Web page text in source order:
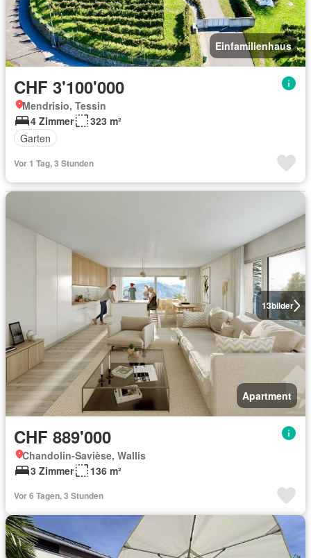
Einfamilienhaus
CHF 3'100'000
Mendrisio, Tessin
4 Zimmer
323 m²
Garten
Vor 1 Tag, 3 Stunden
13bilder
Apartment
CHF 889'000
Chandolin-Savièse, Wallis
3 Zimmer
136 m²
Vor 6 Tagen, 3 Stunden